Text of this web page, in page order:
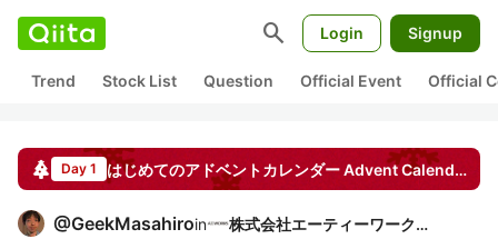
search Login Signup
Trend Stock List Question Official Event Official
Day 1 はじめてのアドベントカレンダーAdvent Calendar
@GeekMasahiroin 株式会社エーティーワークス